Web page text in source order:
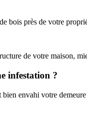
bois près de votre
de votre maison,
infestation ?
envahi votre